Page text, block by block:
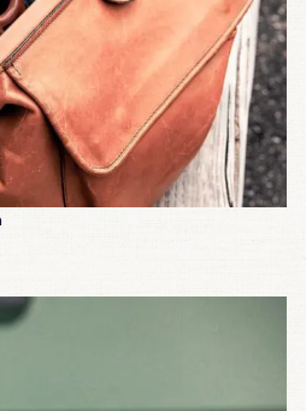
– De eerste 100 diensten als